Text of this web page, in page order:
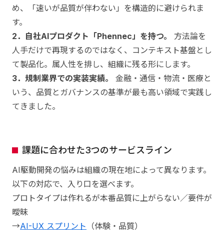
め、「速いが品質が伴わない」を構造的に避けられま
す。
2．自社AIプロダクト「Phennec」を持つ。
方法論を
人手だけで再現するのではなく、コンテキスト基盤とし
て製品化。属人性を排し、組織に残る形にします。
3．規制業界での実装実績。
金融・通信・物流・医療と
いう、品質とガバナンスの基準が最も高い領域で実践し
てきました。
課題に合わせた3つのサービスライン
AI駆動開発の悩みは組織の現在地によって異なります。
以下の対応で、入り口を選べます。
プロトタイプは作れるが本番品質に上がらない／要件が
曖昧
→AI-UX スプリント （体験・品質）